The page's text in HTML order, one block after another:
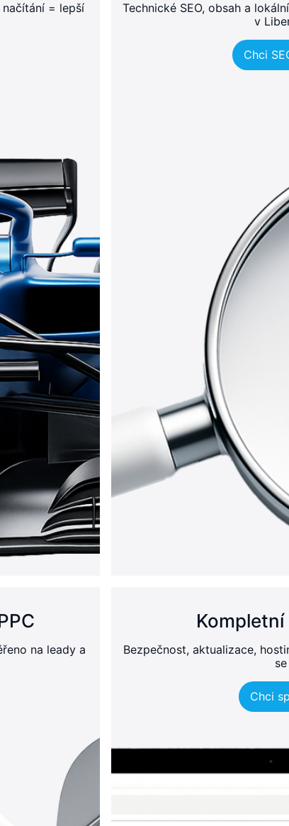
načítání = lepší
Technické SEO, obsah a
v
Chci
na leady a
Bezpečnost, aktualizace,
Chci